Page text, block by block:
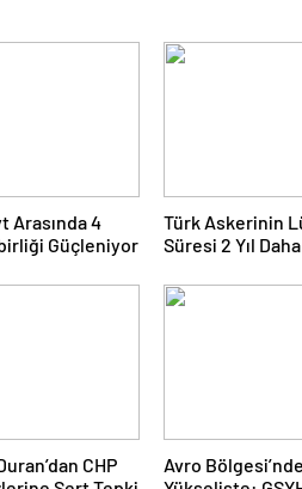
Arasında 4
Güçleniyor
Türk Askerinin
Süresi 2 Yıl Daha
CHP
Avro